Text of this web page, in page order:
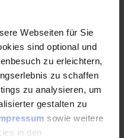
Webseiten für Sie
sind optional und
zu erleichtern,
zu schaffen
zu analysieren, um
gestalten zu
sowie weitere
in den
in einer
werden vom
entwickelte
um elektromagnetische
zu generieren. Das
in ein nichtlineares,
(ROM) über und das
transientes ROM. Die
und
können einen gesamten